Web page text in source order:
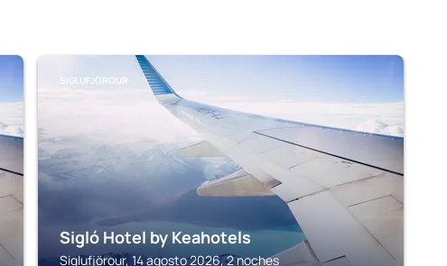
SIGLUFJÖROUR
Sigló Hotel by Keahotels
Siglufjörour, 14 agosto 2026, 2 noches